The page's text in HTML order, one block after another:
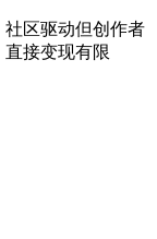
社区驱动但创作者
直接变现有限